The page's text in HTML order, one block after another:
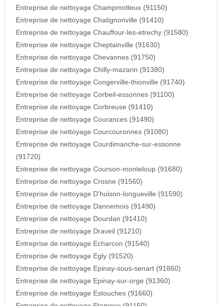
Entreprise de nettoyage Champmotteux (91150)
Entreprise de nettoyage Chatignonville (91410)
Entreprise de nettoyage Chauffour-les-etrechy (91580)
Entreprise de nettoyage Cheptainville (91630)
Entreprise de nettoyage Chevannes (91750)
Entreprise de nettoyage Chilly-mazarin (91380)
Entreprise de nettoyage Congerville-thionville (91740)
Entreprise de nettoyage Corbeil-essonnes (91100)
Entreprise de nettoyage Corbreuse (91410)
Entreprise de nettoyage Courances (91490)
Entreprise de nettoyage Courcouronnes (91080)
Entreprise de nettoyage Courdimanche-sur-essonne
(91720)
Entreprise de nettoyage Courson-monteloup (91680)
Entreprise de nettoyage Crosne (91560)
Entreprise de nettoyage D'huison-longueville (91590)
Entreprise de nettoyage Dannemois (91490)
Entreprise de nettoyage Dourdan (91410)
Entreprise de nettoyage Draveil (91210)
Entreprise de nettoyage Echarcon (91540)
Entreprise de nettoyage Egly (91520)
Entreprise de nettoyage Epinay-sous-senart (91860)
Entreprise de nettoyage Epinay-sur-orge (91360)
Entreprise de nettoyage Estouches (91660)